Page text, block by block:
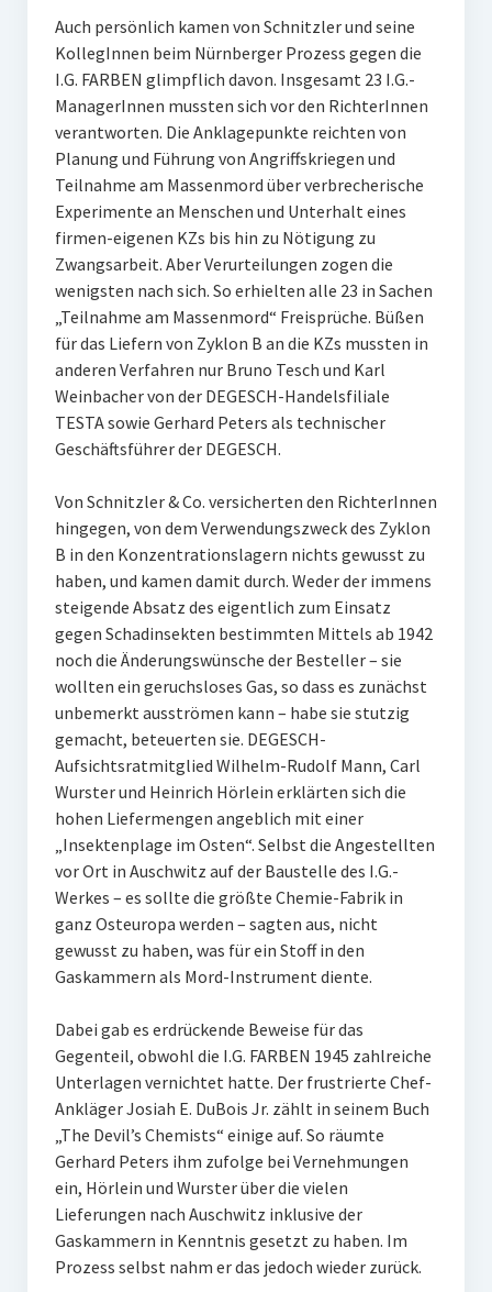
Auch persönlich kamen von Schnitzler und seine
KollegInnen beim Nürnberger Prozess gegen die
I.G. FARBEN glimpflich davon. Insgesamt 23 I.G.-
ManagerInnen mussten sich vor den RichterInnen
verantworten. Die Anklagepunkte reichten von
Planung und Führung von Angriffskriegen und
Teilnahme am Massenmord über verbrecherische
Experimente an Menschen und Unterhalt eines
firmen-eigenen KZs bis hin zu Nötigung zu
Zwangsarbeit. Aber Verurteilungen zogen die
wenigsten nach sich. So erhielten alle 23 in Sachen
„Teilnahme am Massenmord“ Freisprüche. Büßen
für das Liefern von Zyklon B an die KZs mussten in
anderen Verfahren nur Bruno Tesch und Karl
Weinbacher von der DEGESCH-Handelsfiliale
TESTA sowie Gerhard Peters als technischer
Geschäftsführer der DEGESCH.
Von Schnitzler & Co. versicherten den RichterInnen
hingegen, von dem Verwendungszweck des Zyklon
B in den Konzentrationslagern nichts gewusst zu
haben, und kamen damit durch. Weder der immens
steigende Absatz des eigentlich zum Einsatz
gegen Schadinsekten bestimmten Mittels ab 1942
noch die Änderungswünsche der Besteller – sie
wollten ein geruchsloses Gas, so dass es zunächst
unbemerkt ausströmen kann – habe sie stutzig
gemacht, beteuerten sie. DEGESCH-
Aufsichtsratmitglied Wilhelm-Rudolf Mann, Carl
Wurster und Heinrich Hörlein erklärten sich die
hohen Liefermengen angeblich mit einer
„Insektenplage im Osten“. Selbst die Angestellten
vor Ort in Auschwitz auf der Baustelle des I.G.-
Werkes – es sollte die größte Chemie-Fabrik in
ganz Osteuropa werden – sagten aus, nicht
gewusst zu haben, was für ein Stoff in den
Gaskammern als Mord-Instrument diente.
Dabei gab es erdrückende Beweise für das
Gegenteil, obwohl die I.G. FARBEN 1945 zahlreiche
Unterlagen vernichtet hatte. Der frustrierte Chef-
Ankläger Josiah E. DuBois Jr. zählt in seinem Buch
„The Devil’s Chemists“ einige auf. So räumte
Gerhard Peters ihm zufolge bei Vernehmungen
ein, Hörlein und Wurster über die vielen
Lieferungen nach Auschwitz inklusive der
Gaskammern in Kenntnis gesetzt zu haben. Im
Prozess selbst nahm er das jedoch wieder zurück.